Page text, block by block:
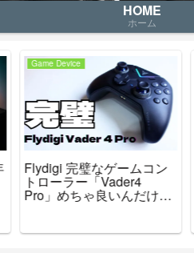
HOME
ホーム
Game Device
Flydigi 完璧なゲームコン
トローラー「Vader4
Pro」めちゃ良いんだけど